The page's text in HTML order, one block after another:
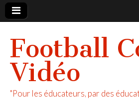
Football
Vidéo
"Pour les éducateurs, par des